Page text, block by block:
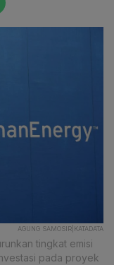
AGUNG SAMOSIR|KATADATA
tingkat emisi
pada proyek